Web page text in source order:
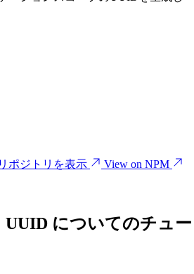
リポジトリを表示 View on NPM
についてのチュー